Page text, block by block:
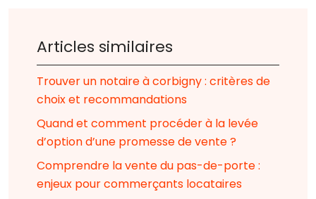
Articles similaires
Trouver un notaire à corbigny : critères de
choix et recommandations
Quand et comment procéder à la levée
d’option d’une promesse de vente ?
Comprendre la vente du pas-de-porte :
enjeux pour commerçants locataires